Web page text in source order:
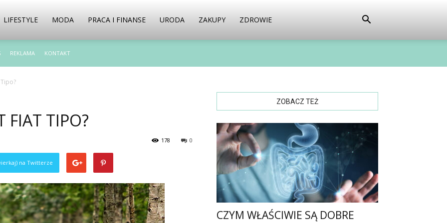
LIFESTYLE MODA PRACA I FINANSE URODA ZAKUPY ZDROWIE
REKLAMA KONTAKT
FIAT TIPO?
0
178
na Twitterze
ZOBACZ TEŻ
CZYM WŁAŚCIWIE SĄ DOBRE